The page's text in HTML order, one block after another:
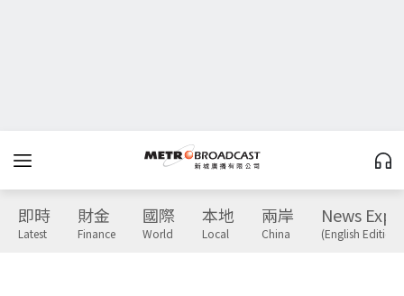
即時
Latest
財金
Finance
國際
World
本地
Local
兩岸
China
News
(English Edition)